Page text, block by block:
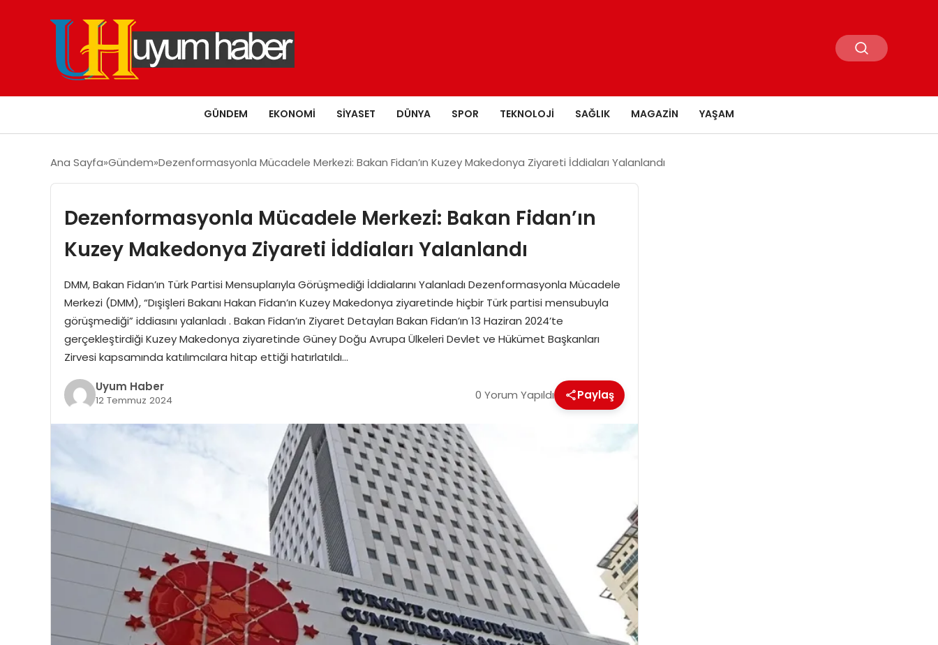
GÜNDEM EKONOMI SIYASET DÜNYA SPOR TEKNOLOJI SAĞLIK MAGAZIN YAŞAM
Ana Sayfa Gündem Dezenformasyonla Mücadele Merkezi: Bakan Fidan’ın Kuzey Makedonya Ziyareti İddiaları Yalanlandı
Dezenformasyonla Mücadele Merkezi: Bakan Fidan’ın
Kuzey Makedonya Ziyareti İddiaları Yalanlandı
DMM, Bakan Fidan’ın Türk Partisi Mensuplarıyla Görüşmediği İddialarını Yalanladı Dezenformasyonla Mücadele
Merkezi (DMM), “Dışişleri Bakanı Hakan Fidan’ın Kuzey Makedonya ziyaretinde hiçbir Türk partisi mensubuyla
görüşmediği” iddiasını yalanladı . Bakan Fidan’ın Ziyaret Detayları Bakan Fidan’ın 13 Haziran 2024’te
gerçekleştirdiği Kuzey Makedonya ziyaretinde Güney Doğu Avrupa Ülkeleri Devlet ve Hükümet Başkanları
Zirvesi kapsamında katılımcılara hitap ettiği hatırlatıldı…
Uyum Haber
12 Temmuz 2024 0 Yorum Yapıldı Paylaş